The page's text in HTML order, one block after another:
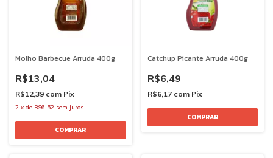
Molho Barbecue Arruda 400g
R$13,04
R$12,39 com Pix
2 x de R$6,52 sem juros
Catchup Picante Arruda 400g
R$6,49
R$6,17 com Pix